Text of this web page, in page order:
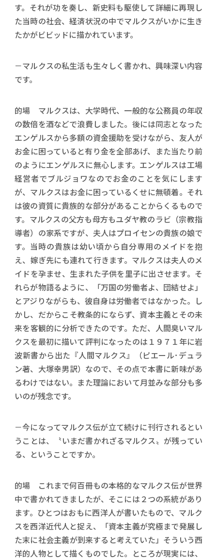
す。それが功を奏し、新史料も駆使して詳細に再現し
た当時の社会、経済状況の中でマルクスがいかに生き
たかがビビッドに描かれています。
－マルクスの私生活も生々しく書かれ、興味深い内容
です。
的場 マルクスは、大学時代、一般的な公務員の年収
の数倍を酒などで浪費しました。後には同志となった
エンゲルスから多額の資金援助を受けながら、友人が
お金に困っていると有り金を全部あげ、また当たり前
のようにエンゲルスに無心します。エンゲルスは工場
経営者でブルジョワなのでお金のことを気にします
が、マルクスはお金に困っているくせに無頓着。それ
は彼の資質に貴族的な部分があることからくるもので
す。マルクスの父方も母方もユダヤ教のラビ（宗教指
導者）の家系ですが、夫人はプロイセンの貴族の娘で
す。当時の貴族は幼い頃から自分専用のメイドを抱
え、嫁ぎ先にも連れて行きます。マルクスは夫人のメ
イドを孕ませ、生まれた子供を里子に出させます。そ
れらが物語るように、「万国の労働者よ、団結せよ」
とアジりながらも、彼自身は労働者ではなかった。し
かし、だからこそ教条的にならず、資本主義とその未
来を客観的に分析できたのです。ただ、人間臭いマル
クスを最初に描いて評判になったのは１９７１年に岩
波新書から出た『人間マルクス』（ピエール･デュラ
ン著、大塚幸男訳）なので、その点で本書に新味があ
るわけではない。また理論において月並みな部分も多
いのが残念です。
－今になってマルクス伝が立て続けに刊行されるとい
うことは、〝いまだ書かれざるマルクス〟が残ってい
る、ということですか。
的場 これまで何百冊もの本格的なマルクス伝が世界
中で書かれてきましたが、そこには２つの系統があり
ます。ひとつはおもに西洋人が書いたもので、マルク
スを西洋近代人と捉え、「資本主義が究極まで発展し
た末に社会主義が到来すると考えていた」そういう西
洋的人物として描くものでした。ところが現実には、